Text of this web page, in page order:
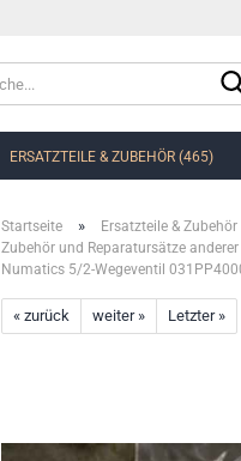
Sprache
Lieferland
ERSATZTEILE & ZUBEHÖR (465)
Startseite » Ersatzteile & Zubehör
Zubehör und Reparatursätze
Numatics 5/2-Wegeventil
« zurück weiter » Letzter »